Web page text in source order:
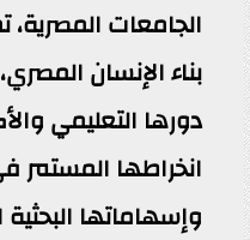
الجامعات
بناء الإنسان
دورها التعليمي
انخراطها المستمر
وإسهاماتها